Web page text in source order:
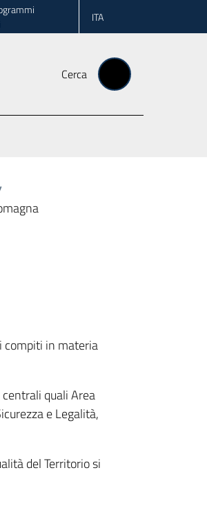
ITA
Cerca
compiti in materia
quali Area
e Legalità,
del Territorio si